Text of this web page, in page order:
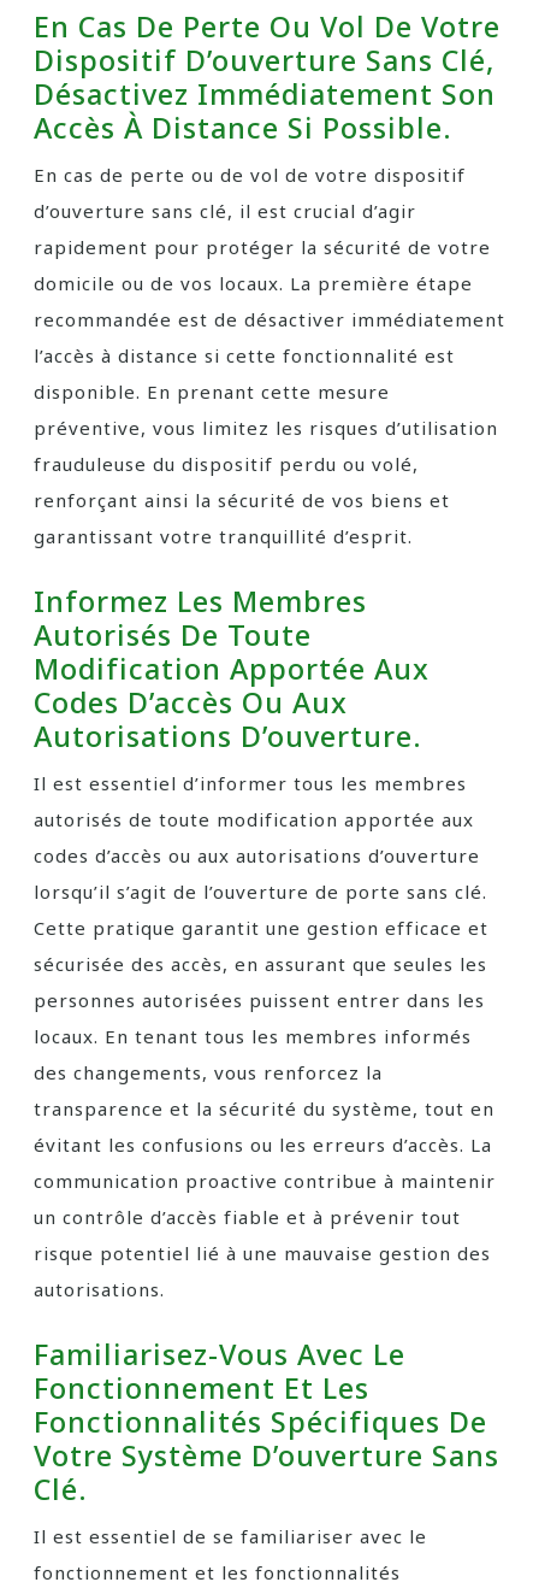
En Cas De Perte Ou Vol De Votre
Dispositif D’ouverture Sans Clé,
Désactivez Immédiatement Son
Accès À Distance Si Possible.
En cas de perte ou de vol de votre dispositif
d’ouverture sans clé, il est crucial d’agir
rapidement pour protéger la sécurité de votre
domicile ou de vos locaux. La première étape
recommandée est de désactiver immédiatement
l’accès à distance si cette fonctionnalité est
disponible. En prenant cette mesure
préventive, vous limitez les risques d’utilisation
frauduleuse du dispositif perdu ou volé,
renforçant ainsi la sécurité de vos biens et
garantissant votre tranquillité d’esprit.
Informez Les Membres
Autorisés De Toute
Modification Apportée Aux
Codes D’accès Ou Aux
Autorisations D’ouverture.
Il est essentiel d’informer tous les membres
autorisés de toute modification apportée aux
codes d’accès ou aux autorisations d’ouverture
lorsqu’il s’agit de l’ouverture de porte sans clé.
Cette pratique garantit une gestion efficace et
sécurisée des accès, en assurant que seules les
personnes autorisées puissent entrer dans les
locaux. En tenant tous les membres informés
des changements, vous renforcez la
transparence et la sécurité du système, tout en
évitant les confusions ou les erreurs d’accès. La
communication proactive contribue à maintenir
un contrôle d’accès fiable et à prévenir tout
risque potentiel lié à une mauvaise gestion des
autorisations.
Familiarisez-Vous Avec Le
Fonctionnement Et Les
Fonctionnalités Spécifiques De
Votre Système D’ouverture Sans
Clé.
Il est essentiel de se familiariser avec le
fonctionnement et les fonctionnalités